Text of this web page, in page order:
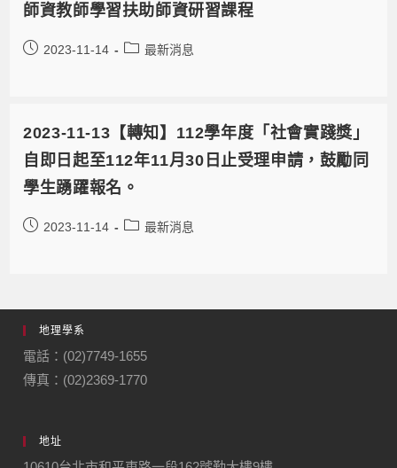
師資教師學習扶助師資研習課程
2023-11-14 最新消息
2023-11-13【轉知】112學年度「社會實踐獎」
自即日起至112年11月30日止受理申請，鼓勵同
學生踴躍報名。
2023-11-14 最新消息
地理學系
電話：(02)7749-1655
傳真：(02)2369-1770
地址